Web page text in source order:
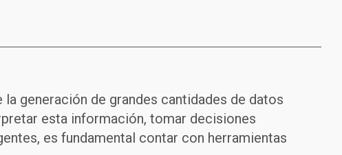
generación de grandes cantidades de datos
esta información, tomar decisiones
es fundamental contar con herramientas